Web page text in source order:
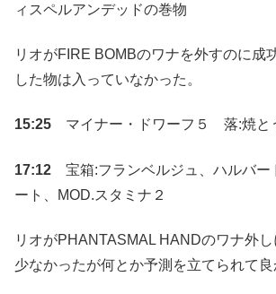
ィスペルアンデッドの巻物
リオがFIRE BOMBのワナを外すのに成
した物は入っていなかった。
15:25 マイナー・ドワーフ５ 落:焼と
17:12 宝箱:フランベルジュ、ハルバー
ート、MOD.スタミナ２
リオがPHANTASMAL HANDのワナ外
少なかったが何とか予測を立てられて良